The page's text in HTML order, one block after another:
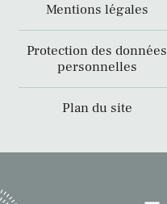
Mentions légales
Protection des données
personnelles
Plan du site